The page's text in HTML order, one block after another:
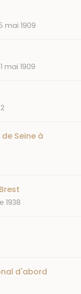
mai 1909
mai 1909
Seine à
1938
d'abord